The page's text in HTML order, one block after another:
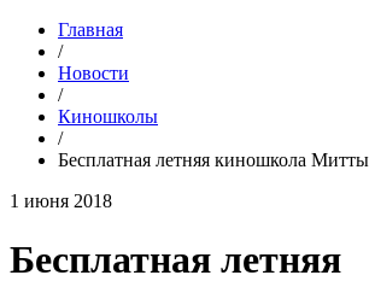
Главная
/
Новости
/
Киношколы
/
Бесплатная летняя киношкола Митты
1 июня 2018
Бесплатная летняя